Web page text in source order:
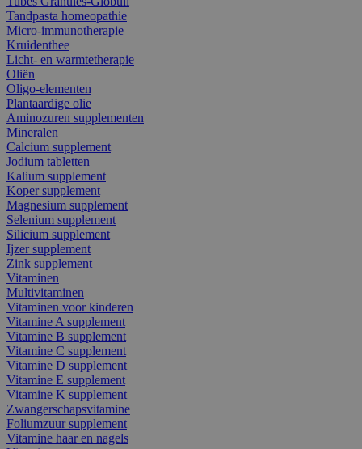
Tandpasta homeopathie
Micro-immunotherapie
Kruidenthee
Licht- en warmtetherapie
Oliën
Oligo-elementen
Plantaardige olie
Aminozuren supplementen
Mineralen
Calcium supplement
Jodium tabletten
Kalium supplement
Koper supplement
Magnesium supplement
Selenium supplement
Silicium supplement
Ijzer supplement
Zink supplement
Vitaminen
Multivitaminen
Vitaminen voor kinderen
Vitamine A supplement
Vitamine B supplement
Vitamine C supplement
Vitamine D supplement
Vitamine E supplement
Vitamine K supplement
Zwangerschapsvitamine
Foliumzuur supplement
Vitamine haar en nagels